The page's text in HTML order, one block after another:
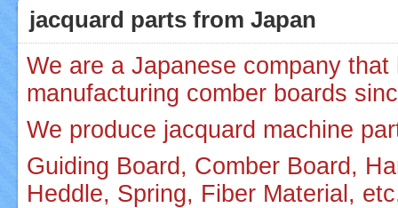
jacquard parts from Japan
We are a Japanese company that
manufacturing comber boards
We produce jacquard machine
Guiding Board, Comber Board,
Heddle, Spring, Fiber Material,